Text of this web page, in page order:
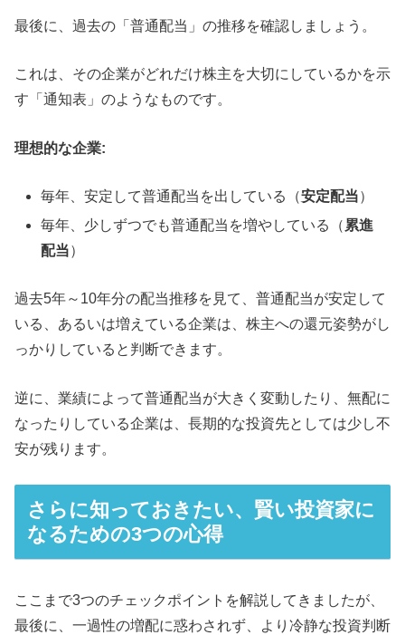
最後に、過去の「普通配当」の推移を確認しましょう。
これは、その企業がどれだけ株主を大切にしているかを示
す「通知表」のようなものです。
理想的な企業:
毎年、安定して普通配当を出している（安定配当）
毎年、少しずつでも普通配当を増やしている（ 累進
配当）
過去5年～10年分の配当推移を見て、普通配当が安定して
いる、あるいは増えている企業は、株主への還元姿勢がし
っかりしていると判断できます。
逆に、業績によって普通配当が大きく変動したり、無配に
なったりしている企業は、長期的な投資先としては少し不
安が残ります。
さらに知っておきたい、賢い投資家に
なるための3つの心得
ここまで3つのチェックポイントを解説してきましたが、
最後に、一過性の増配に惑わされず、より冷静な投資判断